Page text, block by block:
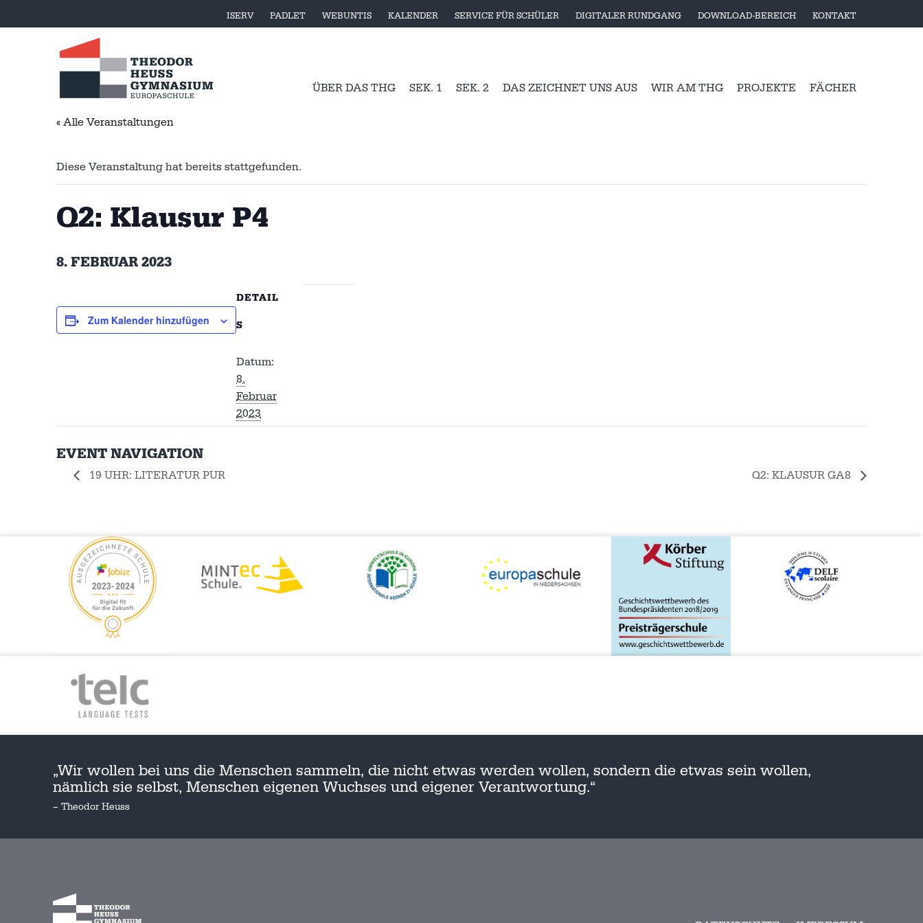
ISERV PADLET WEBUNTIS KALENDER SERVICE FÜR SCHÜLER DIGITALER RUNDGANG DOWNLOAD-BEREICH KONTAKT
ÜBER DAS THG SEK. 1 SEK. 2 DAS ZEICHNET UNS AUS WIR AM THG PROJEKTE FÄCHER
« Alle Veranstaltungen
Diese Veranstaltung hat bereits stattgefunden.
Q2: Klausur P4
8. FEBRUAR 2023
Zum Kalender hinzufügen
DETAIL
S
Datum:
8.
Februar
2023
EVENT NAVIGATION
19 UHR: LITERATUR PUR Q2: KLAUSUR GA8
„Wir wollen bei uns die Menschen sammeln, die nicht etwas werden wollen, sondern die etwas sein wollen,
nämlich sie selbst, Menschen eigenen Wuchses und eigener Verantwortung.“
– Theodor Heuss